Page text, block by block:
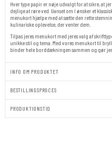
Hver type papir er nøje udvalgt for at sikre, at
dejlige at røre ved. Uanset om I ønsker et
menukort hjælpe med at sætte den rette
kulinariske oplevelse, der venter dem.
Tilpas jeres menukort med jeres valg af
unikke stil og tema. Med vores menukort til
binder hele borddækningen sammen og gør
INFO OM PRODUKTET
BESTILLINGSPROCES
PRODUKTIONSTID